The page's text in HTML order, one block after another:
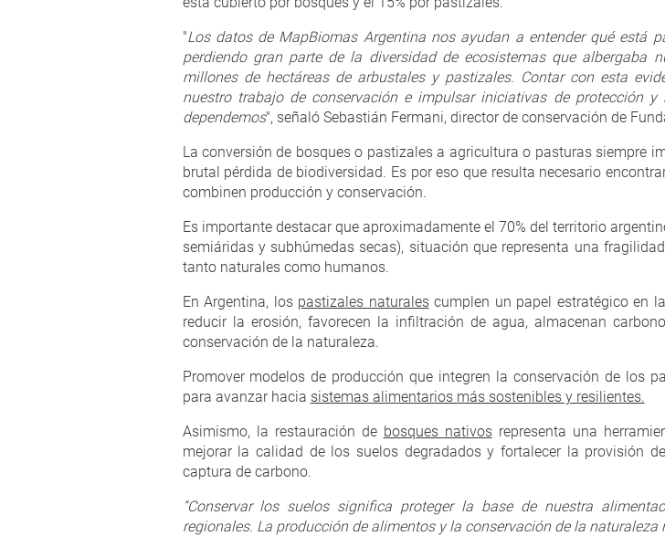
"Los datos de MapBiomas Argentina nos ayudan a entender qué está
perdiendo gran parte de la diversidad de ecosistemas que albergaba
millones de hectáreas de arbustales y pastizales. Contar con esta
nuestro trabajo de conservación e impulsar iniciativas de protección
dependemos", señaló Sebastián Fermani, director de conservación de
La conversión de bosques o pastizales a agricultura o pasturas siempre
brutal pérdida de biodiversidad. Es por eso que resulta necesario
combinen producción y conservación.
Es importante destacar que aproximadamente el 70% del territorio
semiáridas y subhúmedas secas), situación que representa una
tanto naturales como humanos.
En Argentina, los pastizales naturalescumplen un papel estratégico en
reducir la erosión, favorecen la infiltración de agua, almacenan
conservación de la naturaleza.
Promover modelos de producción que integren la conservación de los
para avanzar hacia sistemas alimentarios más sostenibles y resilientes.
Asimismo, la restauración de bosques nativosrepresenta una
mejorar la calidad de los suelos degradados y fortalecer la provisión
captura de carbono.
“Conservar los suelos significa proteger la base de nuestra
regionales. La producción de alimentos y la conservación de la